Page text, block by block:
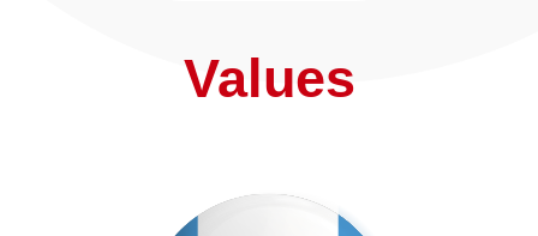
Values